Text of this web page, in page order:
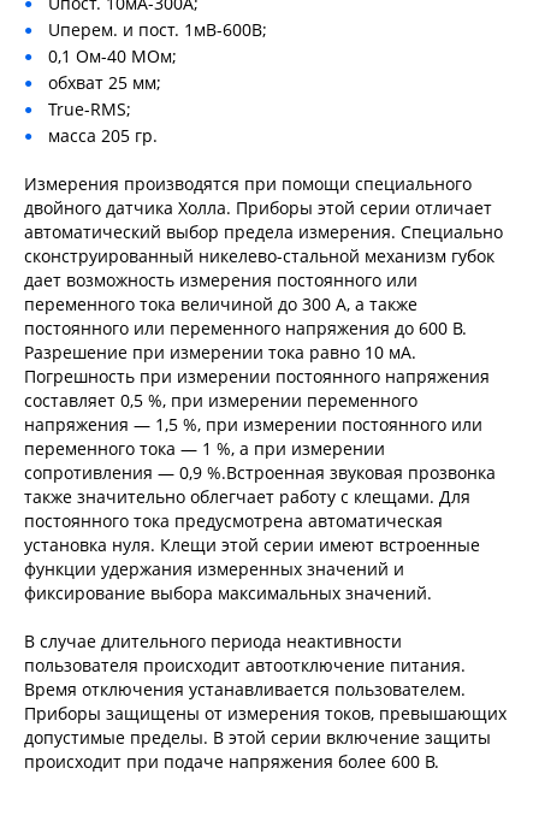
Uперем. и пост. 1мВ-600В;
0,1 Ом-40 МОм;
обхват 25 мм;
True-RMS;
масса 205 гр.
Измерения производятся при помощи специального
двойного датчика Холла. Приборы этой серии отличает
автоматический выбор предела измерения. Специально
сконструированный никелево-стальной механизм губок
дает возможность измерения постоянного или
переменного тока величиной до 300 А, а также
постоянного или переменного напряжения до 600 В.
Разрешение при измерении тока равно 10 мА.
Погрешность при измерении постоянного напряжения
составляет 0,5 %, при измерении переменного
напряжения — 1,5 %, при измерении постоянного или
переменного тока — 1 %, а при измерении
сопротивления — 0,9 %.Встроенная звуковая прозвонка
также значительно облегчает работу с клещами. Для
постоянного тока предусмотрена автоматическая
установка нуля. Клещи этой серии имеют встроенные
функции удержания измеренных значений и
фиксирование выбора максимальных значений.
В случае длительного периода неактивности
пользователя происходит автоотключение питания.
Время отключения устанавливается пользователем.
Приборы защищены от измерения токов, превышающих
допустимые пределы. В этой серии включение защиты
происходит при подаче напряжения более 600 В.